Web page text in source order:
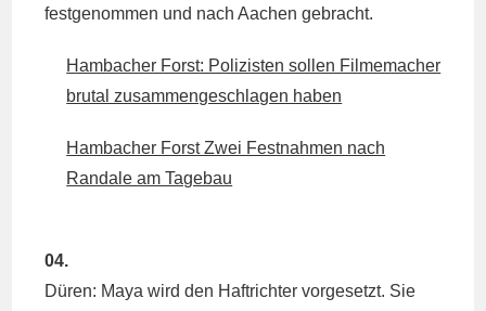
festgenommen und nach Aachen gebracht.
Hambacher Forst: Polizisten sollen Filmemacher
brutal zusammengeschlagen haben
Hambacher Forst Zwei Festnahmen nach
Randale am Tagebau
04.
Düren: Maya wird den Haftrichter vorgesetzt. Sie